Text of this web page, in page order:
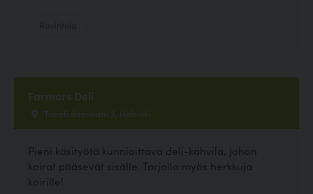
Farmors Deli
Topeliuksenkatu 3, Helsinki
Pieni käsityötä kunnioittava deli-kahvila, johon
koirat pääsevät sisälle. Tarjolla myös herkkuja
koirille!